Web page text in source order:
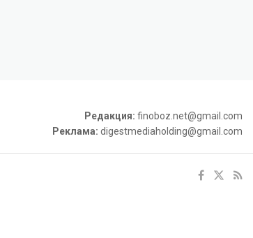
Редакция: finoboz.net@gmail.com
Реклама: digestmediaholding@gmail.com